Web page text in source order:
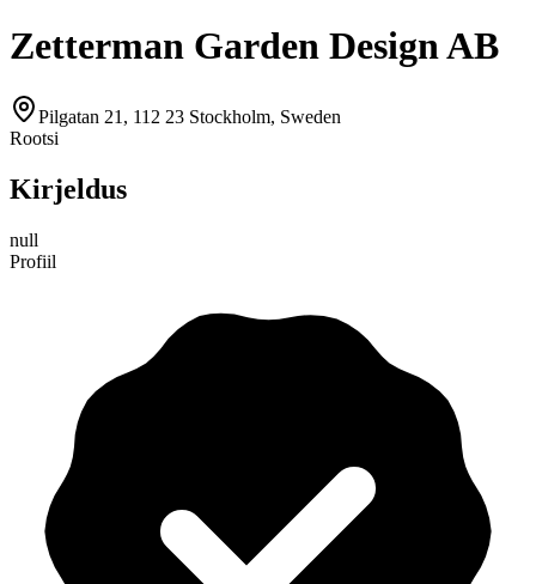
Zetterman Garden Design AB
Pilgatan 21, 112 23 Stockholm, Sweden
Rootsi
Kirjeldus
null
Profiil